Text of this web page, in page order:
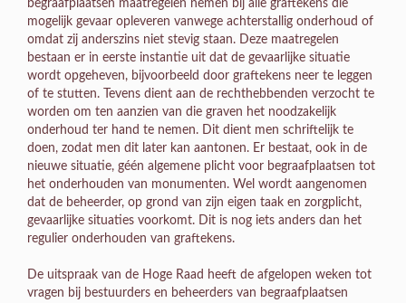
begraafplaatsen maatregelen nemen bij alle graftekens die
mogelijk gevaar opleveren vanwege achterstallig onderhoud of
omdat zij anderszins niet stevig staan. Deze maatregelen
bestaan er in eerste instantie uit dat de gevaarlijke situatie
wordt opgeheven, bijvoorbeeld door graftekens neer te leggen
of te stutten. Tevens dient aan de rechthebbenden verzocht te
worden om ten aanzien van die graven het noodzakelijk
onderhoud ter hand te nemen. Dit dient men schriftelijk te
doen, zodat men dit later kan aantonen. Er bestaat, ook in de
nieuwe situatie, géén algemene plicht voor begraafplaatsen tot
het onderhouden van monumenten. Wel wordt aangenomen
dat de beheerder, op grond van zijn eigen taak en zorgplicht,
gevaarlijke situaties voorkomt. Dit is nog iets anders dan het
regulier onderhouden van graftekens.
De uitspraak van de Hoge Raad heeft de afgelopen weken tot
vragen bij bestuurders en beheerders van begraafplaatsen